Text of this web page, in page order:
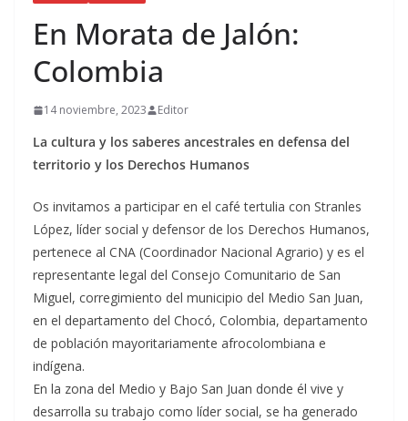
En Morata de Jalón:
Colombia
14 noviembre, 2023 Editor
La cultura y los saberes ancestrales en defensa del
territorio y los Derechos Humanos
Os invitamos a participar en el café tertulia con Stranles
López, líder social y defensor de los Derechos Humanos,
pertenece al CNA (Coordinador Nacional Agrario) y es el
representante legal del Consejo Comunitario de San
Miguel, corregimiento del municipio del Medio San Juan,
en el departamento del Chocó, Colombia, departamento
de población mayoritariamente afrocolombiana e
indígena.
En la zona del Medio y Bajo San Juan donde él vive y
desarrolla su trabajo como líder social, se ha generado